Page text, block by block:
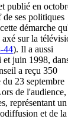
publié en
ses politiques
démarche
sur la
44). Il a aussi
et juin 1998,
a reçu 350
23 septembre
de l'audience,
représentant un
et de la